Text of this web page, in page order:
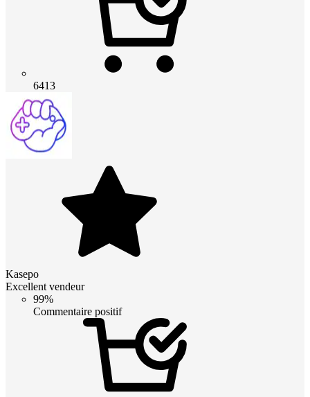
6413
Kasepo
Excellent vendeur
99%
Commentaire positif